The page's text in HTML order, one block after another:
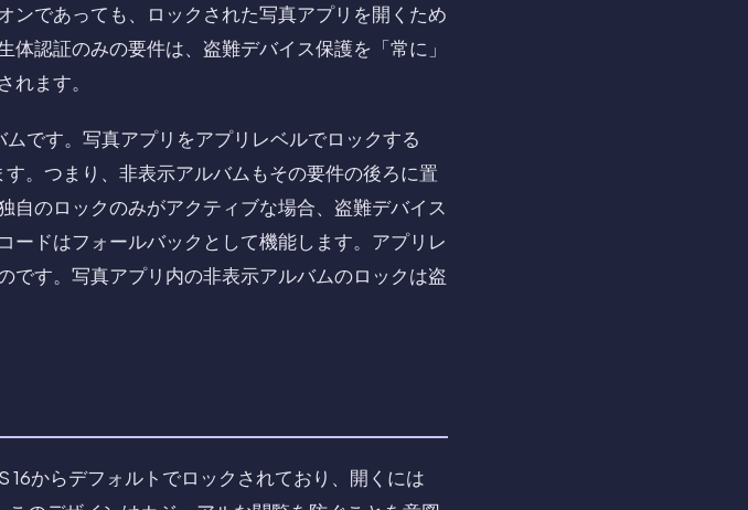
ンであっても、ロックされた写真アプリを開くため
認証のみの要件は、盗難デバイス保護を「常に」
れます。
です。写真アプリをアプリレベルでロックする
。つまり、非表示アルバムもその要件の後ろに置
自のロックのみがアクティブな場合、盗難デバイス
ードはフォールバックとして機能します。アプリレ
です。写真アプリ内の非表示アルバムのロックは盗
からデフォルトでロックされており、開くには